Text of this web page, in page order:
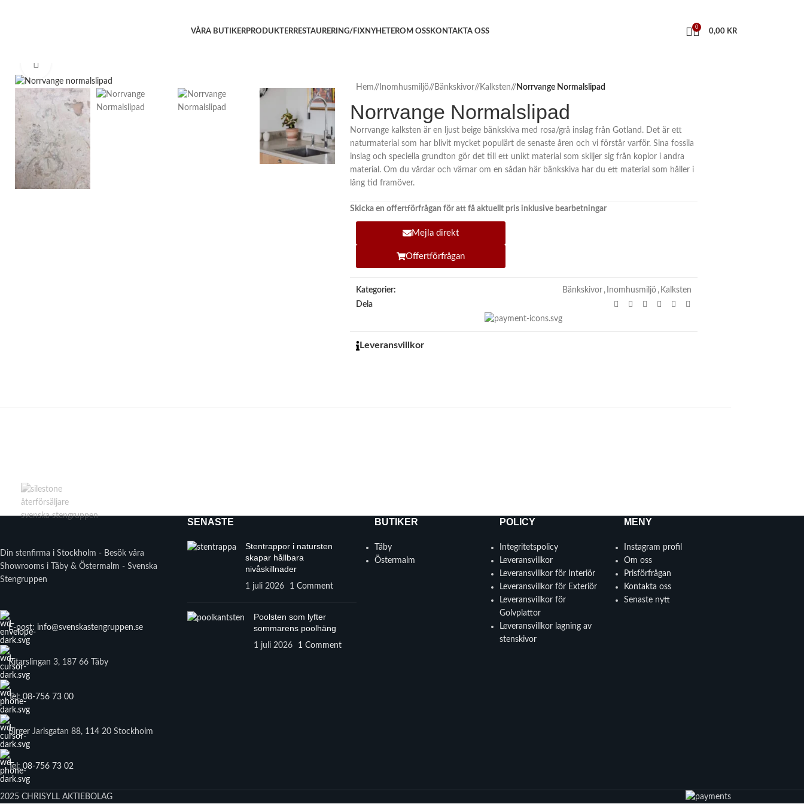
VÅRA BUTIKERPRODUKTERRESTAURERING/FIX NYHETEROM OSSKONTAKTA OSS
0
0,00 KR
Hem/ Inomhusmiljö/ Bänkskivor/ Kalksten/ Norrvange Normalslipad
Norrvange Normalslipad
Norrvange kalksten är en ljust beige bänkskiva med rosa/grå inslag från Gotland. Det är ett
naturmaterial som har blivit mycket populärt de senaste åren och vi förstår varför. Sina fossila
inslag och speciella grundton gör det till ett unikt material som skiljer sig från kopior i andra
material. Om du vårdar och värnar om en sådan här bänkskiva har du ett material som håller i
lång tid framöver.
Skicka en offertförfrågan för att få aktuellt pris inklusive bearbetningar
Mejla direkt
Offertförfrågan
Kategorier: Bänkskivor , Inomhusmiljö , Kalksten
Dela
Leveransvillkor
Din stenfirma i Stockholm - Besök våra
Showrooms i Täby & Östermalm - Svenska
Stengruppen
E-post: info@svenskastengruppen.se
Ritarslingan 3, 187 66 Täby
Tel: 08-756 73 00
Birger Jarlsgatan 88, 114 20 Stockholm
Tel: 08-756 73 02
SENASTE
Stentrappor i natursten
skapar hållbara
nivåskillnader
1 juli 2026 1 Comment
Poolsten som lyfter
sommarens poolhäng
1 juli 2026 1 Comment
BUTIKER
Täby
Östermalm
POLICY
Integritetspolicy
Leveransvillkor
Leveransvillkor för Interiör
Leveransvillkor för Exteriör
Leveransvillkor för
Golvplattor
Leveransvillkor lagning av
stenskivor
MENY
Instagram profil
Om oss
Prisförfrågan
Kontakta oss
Senaste nytt
2025 CHRISYLL AKTIEBOLAG